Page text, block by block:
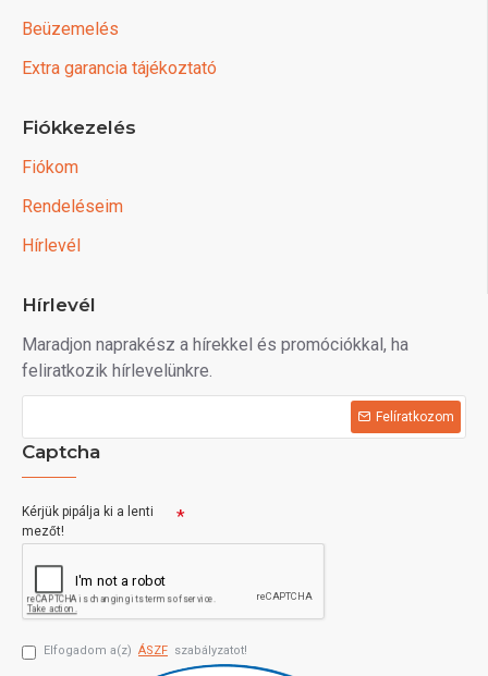
Beüzemelés
Extra garancia tájékoztató
Fiókkezelés
Fiókom
Rendeléseim
Hírlevél
Hírlevél
Maradjon naprakész a hírekkel és promóciókkal, ha
feliratkozik hírlevelünkre.
Felíratkozom
Captcha
Kérjük pipálja ki a lenti
mezőt!
Elfogadom a(z) ÁSZF szabályzatot!